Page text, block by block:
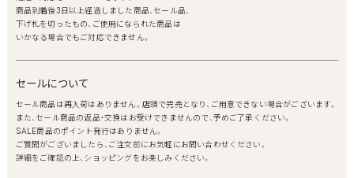
商品到着後3日以上経過しました商品、セール品、
下げ札を切ったもの、ご使用になられた商品は
いかなる場合でもご対応できません。
セールについて
セール商品は再入荷はありません。店頭で完売となり、ご用意できない場合がございます。
また、セール商品の返品・交換はお受けできませんので、予めご了承ください。
SALE商品のポイント発行はありません。
ご質問がございましたら、ご注文前にお気軽にお問い合わせください。
詳細をご確認の上、ショッピングをお楽しみください。